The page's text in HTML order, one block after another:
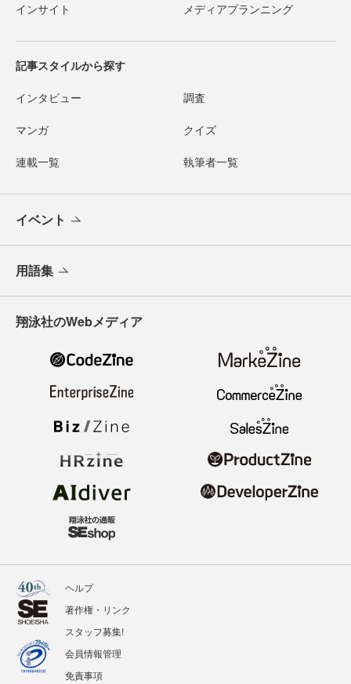
インサイト メディアプランニング
記事スタイルから探す
インタビュー 調査
マンガ クイズ
連載一覧 執筆者一覧
イベント
用語集
翔泳社のWebメディア
ヘルプ
著作権・リンク
スタッフ募集!
会員情報管理
免責事項